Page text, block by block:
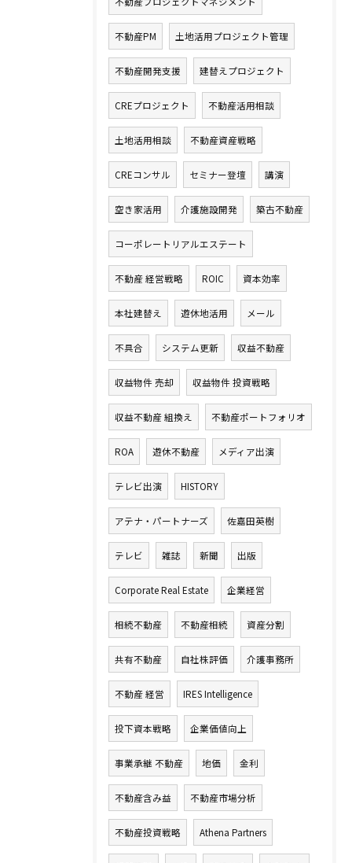
不動産PM 土地活用プロジェクト管理
不動産開発支援 建替えプロジェクト
CREプロジェクト 不動産活用相談
土地活用相談 不動産資産戦略
CREコンサル セミナー登壇 講演
空き家活用 介護施設開発 築古不動産
コーポレートリアルエステート
不動産 経営戦略 ROIC 資本効率
本社建替え 遊休地活用 メール
不具合 システム更新 収益不動産
収益物件 売却 収益物件 投資戦略
収益不動産 組換え 不動産ポートフォリオ
ROA 遊休不動産 メディア出演
テレビ出演 HISTORY
アテナ・パートナーズ 佐嘉田英樹
テレビ 雑誌 新聞 出版
Corporate Real Estate 企業経営
相続不動産 不動産相続 資産分割
共有不動産 自社株評価 介護事務所
不動産 経営 IRES Intelligence
投下資本戦略 企業価値向上
事業承継 不動産 地価 金利
不動産含み益 不動産市場分析
不動産投資戦略 Athena Partners